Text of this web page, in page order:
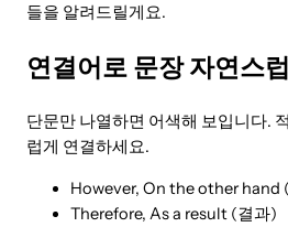
들을 알려드릴게요.
연결어로 문장 자연스
단문만 나열하면 어색해 보입니다.
럽게 연결하세요.
However, On the other hand
Therefore, As a result (결과)